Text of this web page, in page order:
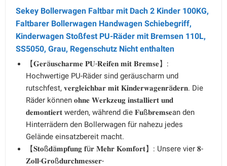
Sekey Bollerwagen Faltbar mit Dach 2 Kinder 100KG,
Faltbarer Bollerwagen Handwagen Schiebegriff,
Kinderwagen Stoßfest PU-Räder mit Bremsen 110L,
SS5050, Grau, Regenschutz Nicht enthalten
【𝐆𝐞𝐫ä𝐮𝐬𝐜𝐡𝐚𝐫𝐦𝐞 𝐏𝐔-𝐑𝐞𝐢𝐟𝐞𝐧 𝐦𝐢𝐭 𝐁𝐫𝐞𝐦𝐬𝐞】:
Hochwertige PU-Räder sind geräuscharm und
rutschfest, 𝐯𝐞𝐫𝐠𝐥𝐞𝐢𝐜𝐡𝐛𝐚𝐫 𝐦𝐢𝐭 𝐊𝐢𝐧𝐝𝐞𝐫𝐰𝐚𝐠𝐞𝐧𝐫ä𝐝𝐞𝐫𝐧. Die
Räder können 𝐨𝐡𝐧𝐞 𝐖𝐞𝐫𝐤𝐳𝐞𝐮𝐠 𝐢𝐧𝐬𝐭𝐚𝐥𝐥𝐢𝐞𝐫𝐭 𝐮𝐧𝐝
𝐝𝐞𝐦𝐨𝐧𝐭𝐢𝐞𝐫𝐭 werden, während die 𝐅𝐮ß𝐛𝐫𝐞𝐦𝐬𝐞an den
Hinterrädern den Bollerwagen für nahezu jedes
Gelände einsatzbereit macht.
【𝐒𝐭𝐨ß𝐝ä𝐦𝐩𝐟𝐮𝐧𝐠 𝐟ü𝐫 𝐌𝐞𝐡𝐫 𝐊𝐨𝐦𝐟𝐨𝐫𝐭】: Unsere vier 𝟖-
𝐙𝐨𝐥𝐥-𝐆𝐫𝐨ß𝐝𝐮𝐫𝐜𝐡𝐦𝐞𝐬𝐬𝐞𝐫-